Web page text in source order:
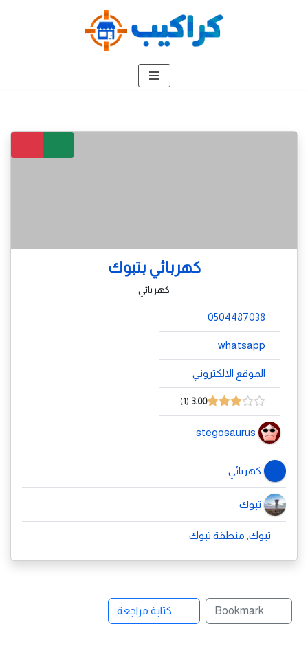
كهربائي بتبوك
كهربائي
0504487038
whatsapp
الموقع الالكتروني
3.00
1
stegosaurus
كهربائي
تبوك
تبوك, منطقة تبوك
Bookmark كتابة مراجعة